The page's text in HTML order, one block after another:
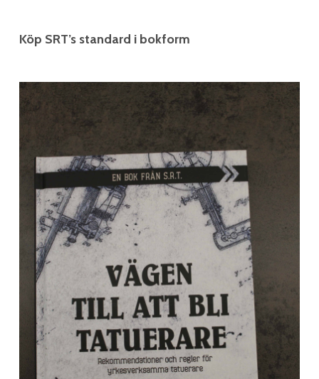
Köp SRT’s standard i bokform